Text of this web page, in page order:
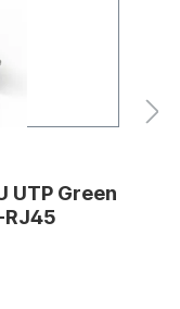
UTP Green
RJ45